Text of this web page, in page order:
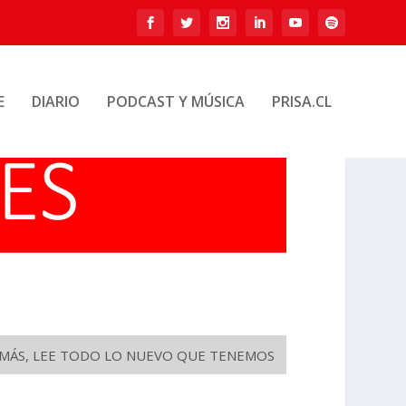
DIARIO PODCAST Y MÚSICA PRISA.CL
LEE TODO LO NUEVO QUE TENEMOS